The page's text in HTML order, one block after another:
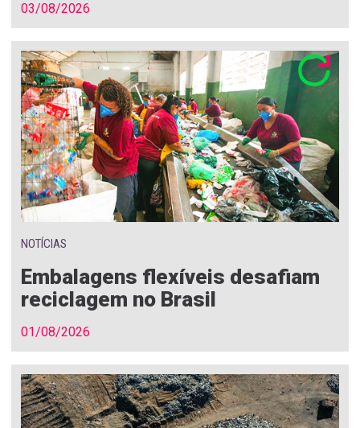
03/08/2026
NOTÍCIAS
Embalagens flexíveis desafiam
reciclagem no Brasil
01/08/2026